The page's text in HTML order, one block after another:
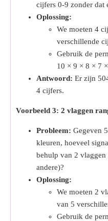
cijfers 0-9 zonder dat
Oplossing:
We moeten 4
verschillende
Gebruik de
10 × 9 × 8 × 7
Antwoord: Er zijn
4 cijfers.
Voorbeeld 3: 2 vlaggen
Probleem: Gegeven
kleuren, hoeveel
behulp van 2
andere)?
Oplossing:
We moeten 2
van 5
Gebruik de